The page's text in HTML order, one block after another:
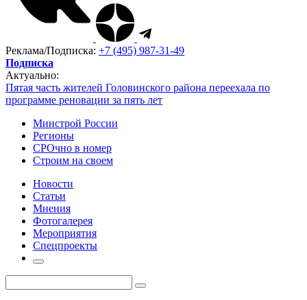
Реклама/Подписка: +7 (495) 987-31-49
Подписка
Актуально:
Пятая часть жителей Головинского района переехала по
программе реновации за пять лет
Минстрой России
Регионы
СРОчно в номер
Строим на своем
Новости
Статьи
Мнения
Фотогалерея
Мероприятия
Спецпроекты